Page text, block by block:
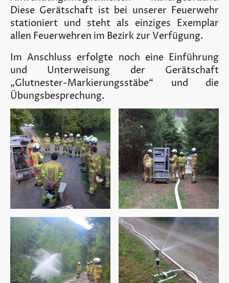
Diese Gerätschaft ist bei unserer Feuerwehr
stationiert und steht als einziges Exemplar
allen Feuerwehren im Bezirk zur Verfügung.
Im Anschluss erfolgte noch eine Einführung
und Unterweisung der Gerätschaft
„Glutnester-Markierungsstäbe“ und die
Übungsbesprechung.